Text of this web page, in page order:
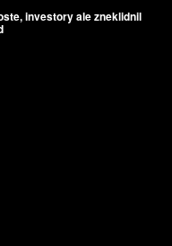
investory ale zneklidnil